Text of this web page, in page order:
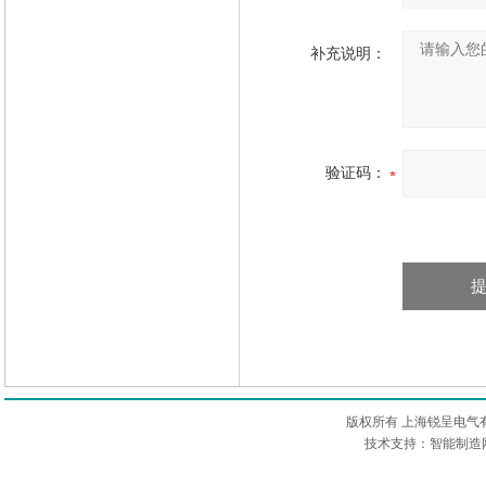
补充说明：
验证码：
版权所有 上海锐呈电气
技术支持：智能制造